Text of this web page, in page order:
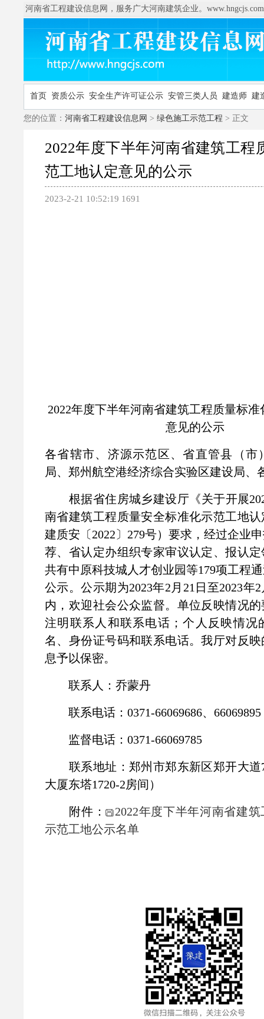
河南省工程建设信息网，服务广大河南建筑企业。www.hngcjs.com
首页 资质公示 安全生产许可证公示 安管三类人员 建造师 建
您的位置： 河南省工程建设信息网 > 绿色施工示范工程 > 正文
2022年度下半年河南省建筑工程
范工地认定意见的公示
2023-2-21 10:52:19 1691
2022年度下半年河南省建筑工程质量标
意见的公示
各省辖市、济源示范区、省直管县（市
局、郑州航空港经济综合实验区建设局、
根据省住房城乡建设厅《关于开展
南省建筑工程质量安全标准化示范工地
建质安〔2022〕279号）要求，经过企业
荐、省认定办组织专家审议认定、报认
共有中原科技城人才创业园等179项工程
公示。公示期为2023年2月21日至2023年
内，欢迎社会公众监督。单位反映情况
注明联系人和联系电话；个人反映情况
名、身份证号码和联系电话。我厅对反
息予以保密。
联系人：乔蒙丹
联系电话：0371-66069686、66069895
监督电话：0371-66069785
联系地址：郑州市郑东新区郑开大道
大厦东塔1720-2房间）
附件：
2022年度下半年河南省建
示范工地公示名单